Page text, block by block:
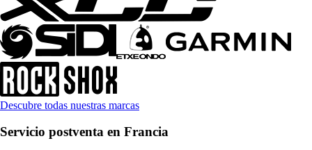
Descubre todas nuestras marcas
Servicio postventa en Francia